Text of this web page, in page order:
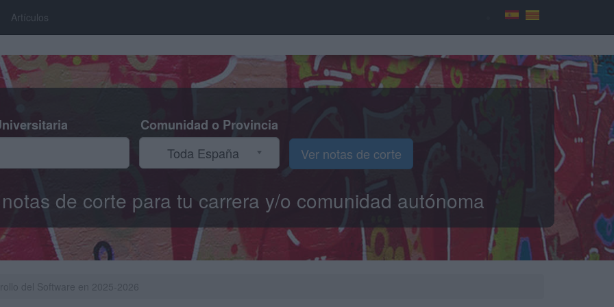
Artículos
Comunidad o Provincia
Toda España
Ver notas de corte
de corte para tu carrera y/o comunidad autónoma